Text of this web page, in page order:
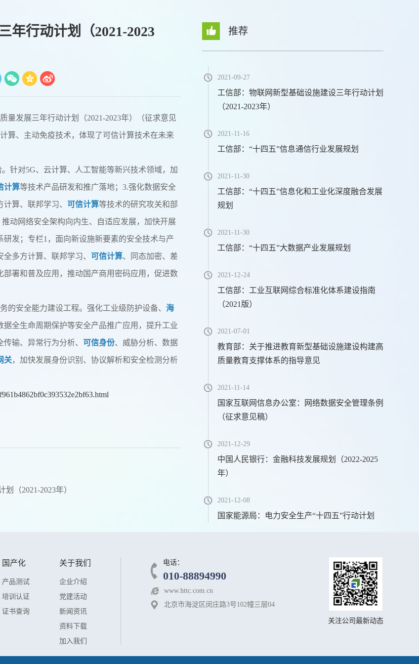
年行动计划（2021-2023
量发展三年行动计划（2021-2023年）（征求意见
算、主动免疫技术，体现了可信计算技术在未来
针对5G、云计算、人工智能等新兴技术领域，加
计算等技术产品研发和推广落地；3.强化数据安全
算、联邦学习、 可信计算等技术的研究攻关和部
动网络安全架构向内生、自适应发展，加快开展
发；专栏1，面向新设施新要素的安全技术与产
多方计算、联邦学习、 可信计算、同态加密、差
署和普及应用，推动国产商用密码应用，促进数
的安全能力建设工程。强化工业级防护设备、 海
全生命周期保护等安全产品推广应用，提升工业
输、异常行为分析、 可信身份、威胁分析、数据
关，加快发展身份识别、协议解析和安全检测分析
（2021-2023年）
推荐
2021-09-27
工信部：物联网新型基础设施建设三年行动计划
（2021-2023年）
2021-11-16
工信部：“十四五”信息通信行业发展规划
2021-11-30
工信部：“十四五”信息化和工业化深度融合发展
规划
2021-11-30
工信部：“十四五”大数据产业发展规划
2021-12-24
工信部：工业互联网综合标准化体系建设指南
（2021版）
2021-07-01
教育部：关于推进教育新型基础设施建设构建高
质量教育支撑体系的指导意见
2021-11-14
国家互联网信息办公室：网络数据安全管理条例
（征求意见稿）
2021-12-29
中国人民银行：金融科技发展规划（2022-2025
年）
2021-12-08
国家能源局：电力安全生产“十四五”行动计划
国产化
产品测试
培训认证
证书查询
关于我们
企业介绍
党建活动
新闻资讯
资料下载
加入我们
电话：
010-88894990
www.httc.com.cn
北京市海淀区闵庄路3号102幢三层04
关注公司最新动态